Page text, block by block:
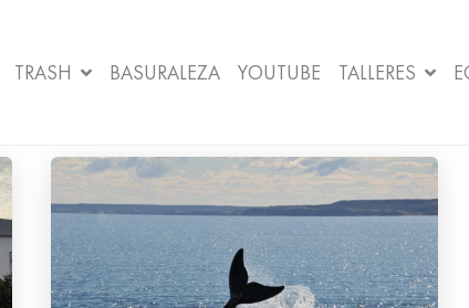
TRASH BASURALEZA YOUTUBE TALLERES